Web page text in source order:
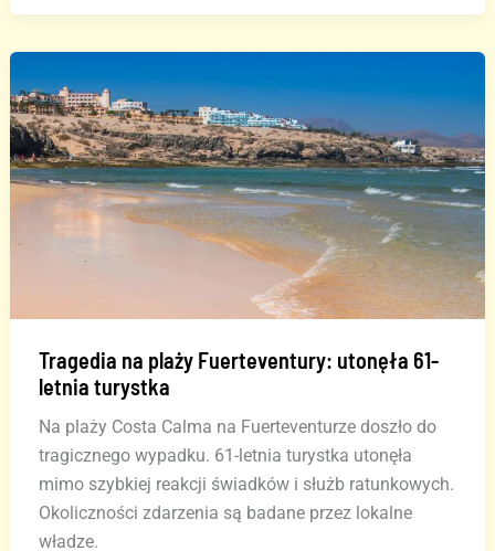
na
nastolatka
Tragedia na plaży Fuerteventury: utonęła 61-
letnia turystka
Na plaży Costa Calma na Fuerteventurze doszło do
tragicznego wypadku. 61-letnia turystka utonęła
mimo szybkiej reakcji świadków i służb ratunkowych.
Okoliczności zdarzenia są badane przez lokalne
władze.